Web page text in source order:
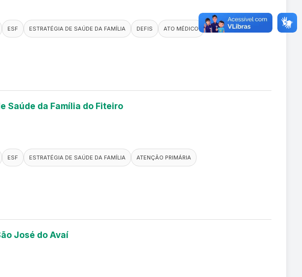
ESF ESTRATÉGIA DE SAÚDE DA FAMÍLIA DEFIS
ATO MÉDICO
Saúde da Família do Fiteiro
ESF ESTRATÉGIA DE SAÚDE DA FAMÍLIA
ATENÇÃO PRIMÁRIA
José do Avaí